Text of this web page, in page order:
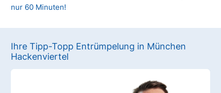
nur 60 Minuten!
Ihre Tipp-Topp Entrümpelung in München
Hackenviertel